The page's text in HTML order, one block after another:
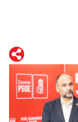
Telegram
Facebook
Twitter